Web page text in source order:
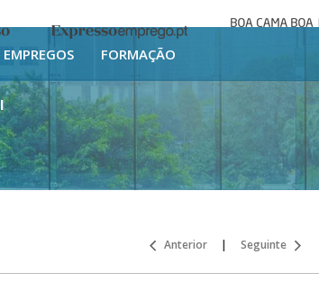
Expresso Emprego
mesa
EMPREGOS FORMAÇÃO
Anterior | Seguinte